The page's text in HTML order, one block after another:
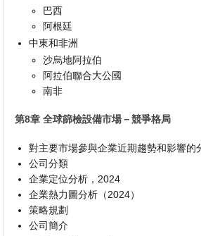
巴西
阿根廷
中東和非洲
沙烏地阿拉伯
阿拉伯聯合大公國
南非
第8章 全球篩檢設備市場－競爭格局
對主要市場參與企業近期趨勢和影響的
公司分類
企業定位分析，2024
企業熱力圖分析（2024）
策略規劃
公司簡介